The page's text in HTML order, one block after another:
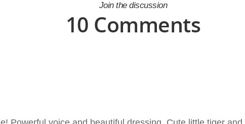
Join the discussion
10 Comments